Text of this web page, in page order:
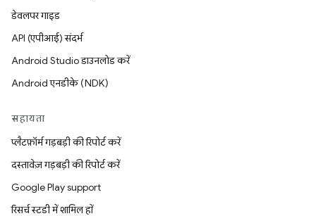
डेवलपर गाइड
API (एपीआई) संदर्भ
Android Studio डाउनलोड करें
Android एनडीके (NDK)
सहायता
प्लैटफ़ॉर्म गड़बड़ी की रिपोर्ट करें
दस्तावेज़ गड़बड़ी की रिपोर्ट करें
Google Play support
रिसर्च स्टडी में शामिल हों